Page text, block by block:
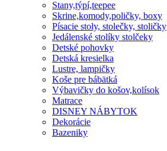
Stany,týpí,teepee
Skrine,komody,poličky, boxy
Písacie stoly, stolečky, stoličky
Jedálenské stolíky stolčeky
Detské pohovky
Detská kresielka
Lustre, lampičky
Koše pre bábätká
Výbavičky do košov,kolísok
Matrace
DISNEY NÁBYTOK
Dekorácie
Bazeniky